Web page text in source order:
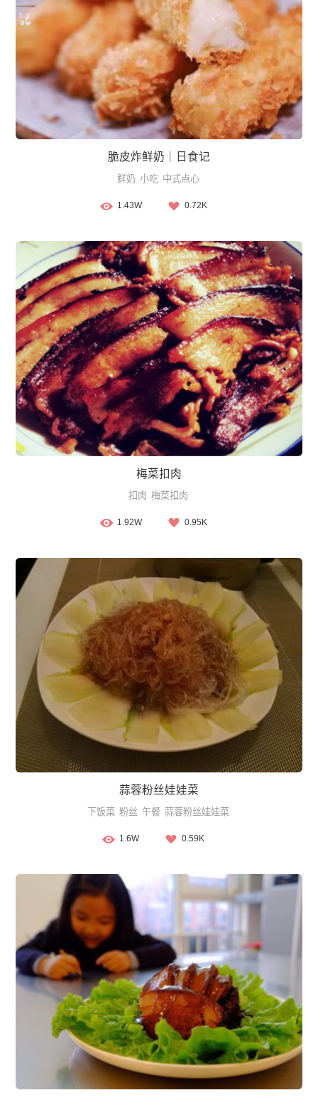
脆皮炸鲜奶｜日食记
鲜奶 小吃 中式点心
1.43W 0.72K
梅菜扣肉
扣肉 梅菜扣肉
1.92W 0.95K
蒜蓉粉丝娃娃菜
下饭菜 粉丝 午餐 蒜蓉粉丝娃娃菜
1.6W 0.59K